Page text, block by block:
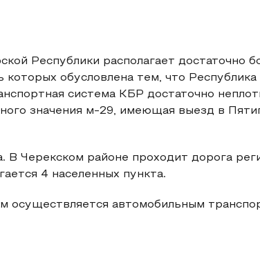
Республики располагает достаточно
обусловлена тем, что Республика
система КБР достаточно
значения м-29, имеющая выезд в
В Черекском районе проходит дорога
4 населенных пункта.
осуществляется автомобильным